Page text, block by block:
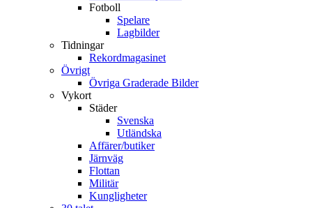
Fotboll
Spelare
Lagbilder
Tidningar
Rekordmagasinet
Övrigt
Övriga Graderade Bilder
Vykort
Städer
Svenska
Utländska
Affärer/butiker
Järnväg
Flottan
Militär
Kungligheter